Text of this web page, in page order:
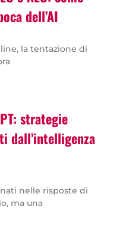
dell’AI
la tentazione di
strategie
dall’intelligenza
nelle risposte di
ma una